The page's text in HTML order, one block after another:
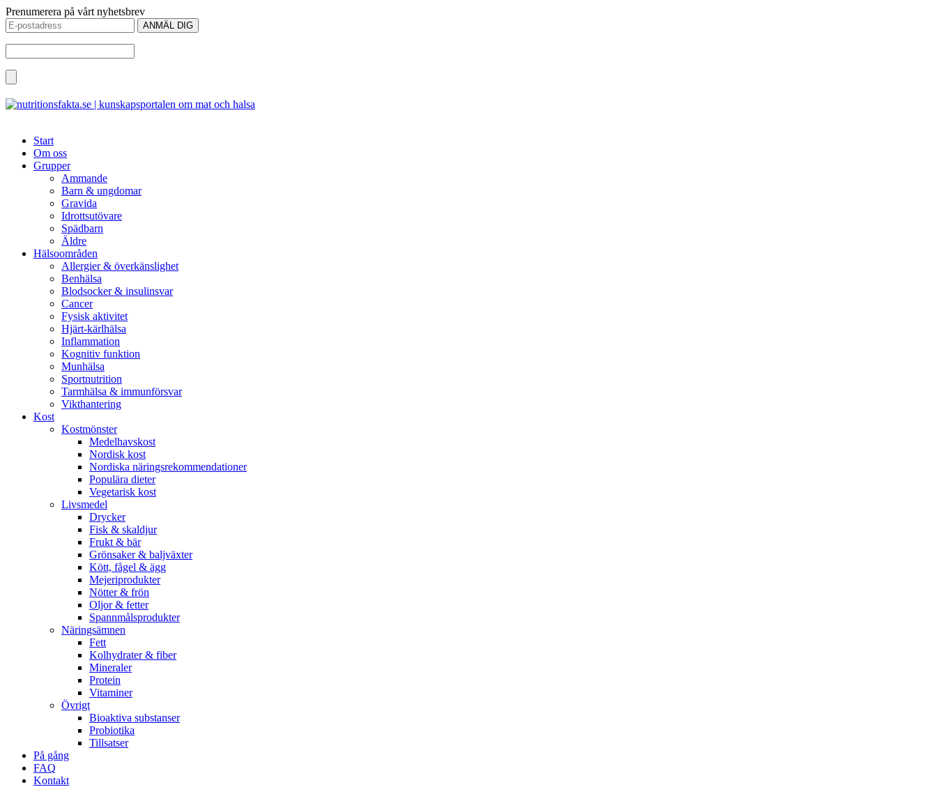
Prenumerera på vårt nyhetsbrev
Start
Om oss
Grupper
Ammande
Barn & ungdomar
Gravida
Idrottsutövare
Spädbarn
Äldre
Hälsoområden
Allergier & överkänslighet
Benhälsa
Blodsocker & insulinsvar
Cancer
Fysisk aktivitet
Hjärt-kärlhälsa
Inflammation
Kognitiv funktion
Munhälsa
Sportnutrition
Tarmhälsa & immunförsvar
Vikthantering
Kost
Kostmönster
Medelhavskost
Nordisk kost
Nordiska näringsrekommendationer
Populära dieter
Vegetarisk kost
Livsmedel
Drycker
Fisk & skaldjur
Frukt & bär
Grönsaker & baljväxter
Kött, fågel & ägg
Mejeriprodukter
Nötter & frön
Oljor & fetter
Spannmålsprodukter
Näringsämnen
Fett
Kolhydrater & fiber
Mineraler
Protein
Vitaminer
Övrigt
Bioaktiva substanser
Probiotika
Tillsatser
På gång
FAQ
Kontakt